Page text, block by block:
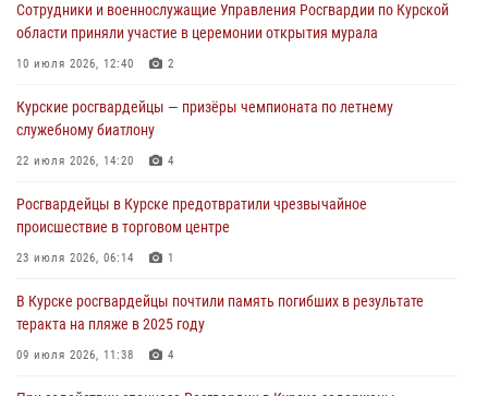
оздоровительных лагерях
05 августа 2026, 09:51
сбыта крупной партии наркотиков
04 августа 2026, 12:52
85 владельцев оружия
04 августа 2026, 07:00
297 выездов по сигналу «тревога»
03 августа 2026, 09:46
Сотрудники и военнослужащие Управления Росгвардии по Курской
области приняли участие в церемонии открытия мурала
10 июля 2026, 12:40 2
Курские росгвардейцы — призёры чемпионата по летнему
служебному биатлону
22 июля 2026, 14:20 4
Росгвардейцы в Курске предотвратили чрезвычайное
происшествие в торговом центре
23 июля 2026, 06:14 1
В Курске росгвардейцы почтили память погибших в результате
теракта на пляже в 2025 году
09 июля 2026, 11:38 4